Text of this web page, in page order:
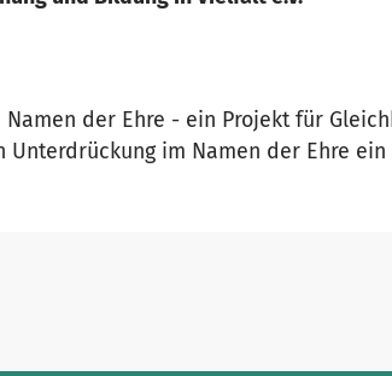
der Ehre - ein Projekt für
im Namen der Ehre ein